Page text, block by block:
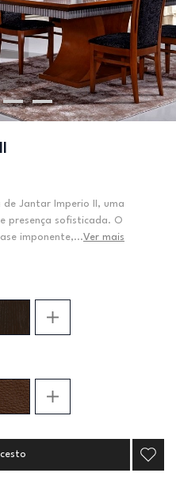
Jantar Imperio II, uma
presença sofisticada. O
imponente,...Ver mais